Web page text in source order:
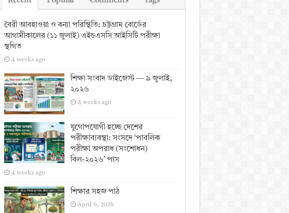
বৈরী আবহাওয়া ও বন্যা পরিস্থিতি: চট্টগ্রাম বোর্ডের
আগামীকালের (১১ জুলাই) এইচএসসি আইসিটি পরীক্ষা
স্থগিত
4 weeks ago
শিক্ষা সংবাদ ডাইজেস্ট — ৯ জুলাই,
২০২৬
4 weeks ago
যুগোপযোগী হচ্ছে দেশের
পরীক্ষাব্যবস্থা: সংসদে ‘পাবলিক
পরীক্ষা অপরাধ (সংশোধন)
বিল-২০২৬’ পাস
4 weeks ago
শিক্ষার সহজ পাঠ
April 6, 2026